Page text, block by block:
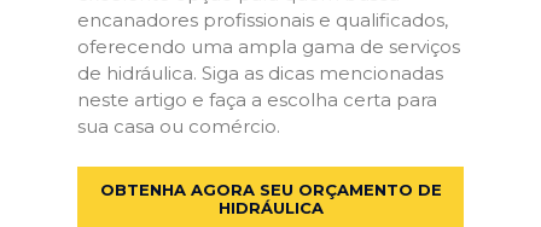
encanadores profissionais e qualificados,
oferecendo uma ampla gama de serviços
de hidráulica. Siga as dicas mencionadas
neste artigo e faça a escolha certa para
sua casa ou comércio.
OBTENHA AGORA SEU ORÇAMENTO DE
HIDRÁULICA